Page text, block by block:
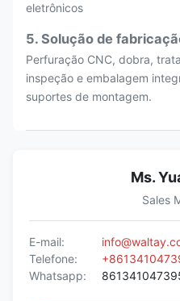
eletrônicos
5. Solução de
Perfuração CNC, dobra,
inspeção e embalagem
suportes de montagem.
Ms.
Sales
E-mail:
Telefone:
Whatsapp: